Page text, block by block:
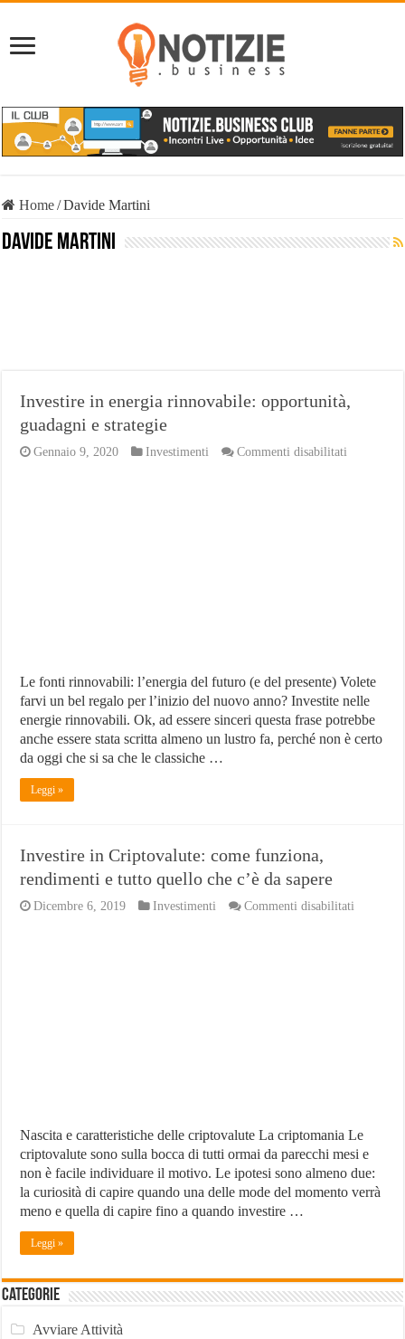
Home/Davide Martini
Davide Martini
Investire in energia rinnovabile: opportunità,
guadagni e strategie
Gennaio 9, 2020 Investimenti Commenti disabilitati
Le fonti rinnovabili: l’energia del futuro (e del presente) Volete
farvi un bel regalo per l’inizio del nuovo anno? Investite nelle
energie rinnovabili. Ok, ad essere sinceri questa frase potrebbe
anche essere stata scritta almeno un lustro fa, perché non è certo
da oggi che si sa che le classiche …
Leggi »
Investire in Criptovalute: come funziona,
rendimenti e tutto quello che c’è da sapere
Dicembre 6, 2019 Investimenti Commenti disabilitati
Nascita e caratteristiche delle criptovalute La criptomania Le
criptovalute sono sulla bocca di tutti ormai da parecchi mesi e
non è facile individuare il motivo. Le ipotesi sono almeno due:
la curiosità di capire quando una delle mode del momento verrà
meno e quella di capire fino a quando investire …
Leggi »
Categorie
Avviare Attività